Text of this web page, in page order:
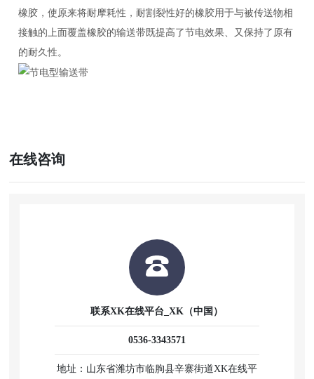
橡胶，使原来将耐摩耗性，耐割裂性好的橡胶用于与被传送物相
接触的上面覆盖橡胶的输送带既提高了节电效果、又保持了原有
的耐久性。
在线咨询
联系XK在线平台_XK（中国）
0536-3343571
地址：山东省潍坊市临朐县辛寨街道XK在线平